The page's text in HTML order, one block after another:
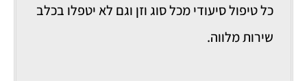
כל טיפול סיעודי מכל סוג וזן וגם לא יטפלו בכלב
שירות מלווה.